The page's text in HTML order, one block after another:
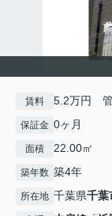
賃料 5.2万円 管
保証金 0ヶ月
面積 22.00㎡
築年数 築4年
所在地 千葉県千葉